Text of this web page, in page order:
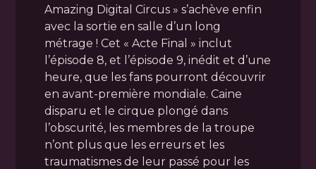
Amazing Digital Circus » s’achève enfin
avec la sortie en salle d’un long
métrage ! Cet « Acte Final » inclut
l’épisode 8, et l’épisode 9, inédit et d’une
heure, que les fans pourront découvrir
en avant-première mondiale. Caine
disparu et le cirque plongé dans
l’obscurité, les membres de la troupe
n’ont plus que les erreurs et les
traumatismes de leur passé pour les